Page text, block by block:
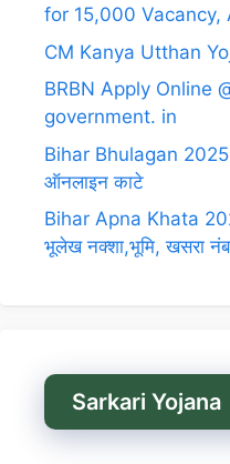
for 15,000 Vacancy,
CM Kanya Utthan
BRBN Apply Online
government. in
Bihar Bhulagan 2025-
ऑनलाइन काटे
Bihar Apna Khata
भूलेख नक्शा,भूमि, खसरा
Sarkari Yojana